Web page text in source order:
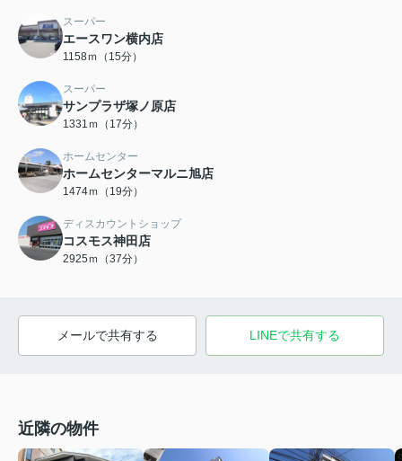
スーパー
エースワン横内店
1158ｍ（15分）
スーパー
サンプラザ塚ノ原店
1331ｍ（17分）
ホームセンター
ホームセンターマルニ旭店
1474ｍ（19分）
ディスカウントショップ
コスモス神田店
2925ｍ（37分）
メールで共有する LINEで共有する
近隣の物件